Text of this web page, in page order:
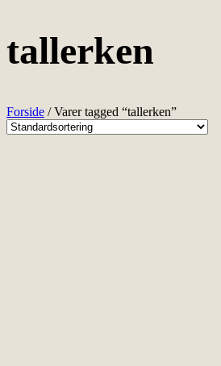
tallerken
Forside / Varer tagged “tallerken”